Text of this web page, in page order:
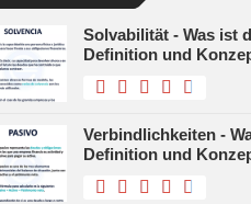
Solvabilität - Was ist
Definition und
Verbindlichkeiten -
Definition und